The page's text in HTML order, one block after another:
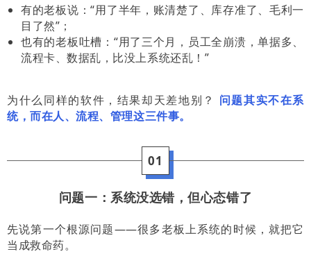
有的老板说：“用了半年，账清楚了、库存准了、毛利一
目了然”；
也有的老板吐槽：“用了三个月，员工全崩溃，单据多、
流程卡、数据乱，比没上系统还乱！”
为什么同样的软件，结果却天差地别？ 问题其实不在系
统，而在人、流程、管理这三件事。
01
问题一：系统没选错，但心态错了
先说第一个根源问题——很多老板上系统的时候，就把它
当成救命药。